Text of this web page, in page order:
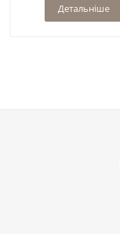
Детальніше